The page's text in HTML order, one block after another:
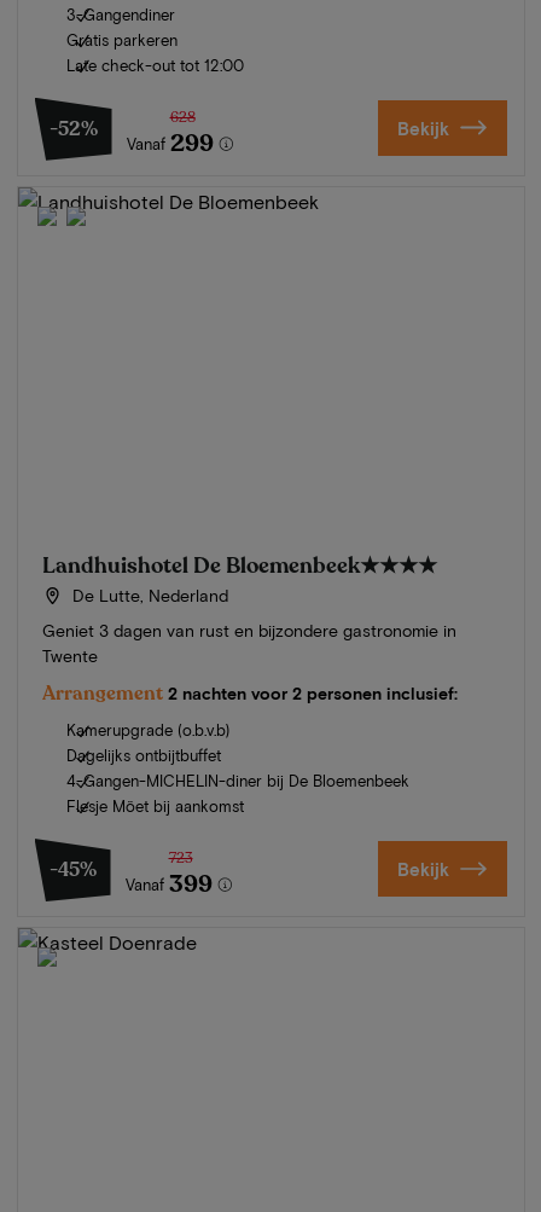
3-Gangendiner
Gratis parkeren
Late check-out tot 12:00
-52%
Vanaf
628
299 Bekijk
Landhuishotel De Bloemenbeek★★★★
De Lutte, Nederland
Geniet 3 dagen van rust en bijzondere gastronomie in
Twente
Arrangement 2 nachten voor 2 personen inclusief:
Kamerupgrade (o.b.v.b)
Dagelijks ontbijtbuffet
4-Gangen-MICHELIN-diner bij De Bloemenbeek
Flesje Möet bij aankomst
-45%
Vanaf
723
399 Bekijk